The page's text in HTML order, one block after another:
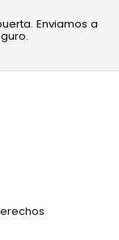
Enviamos a